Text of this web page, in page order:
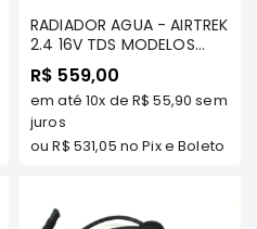
RADIADOR AGUA - AIRTREK
2.4 16V TDS MODELOS
(AT) - MILTPARTS -
MN156319 MT
R$ 559,00
em até 10x de R$ 55,90 sem
juros
ouR$ 531,05 no Pix e Boleto